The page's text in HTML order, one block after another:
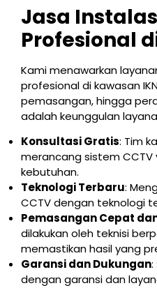
Jasa
Profesional
Kami menawarkan
profesional di kawasan
pemasangan, hingga
adalah keunggulan
Konsultasi Gratis: Tim
merancang sistem
kebutuhan.
Teknologi Terbaru:
CCTV dengan teknologi
Pemasangan Cepat
dilakukan oleh teknisi
memastikan hasil yang
Garansi dan Dukungan:
dengan garansi dan